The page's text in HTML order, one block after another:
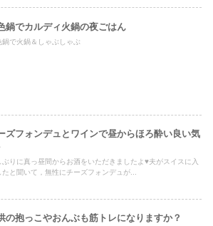
鍋でカルディ火鍋の夜ごはん
鍋で火鍋＆しゃぶしゃぶ
ズフォンデュとワインで昼からほろ酔い良い気
ぶりに真っ昼間からお酒をいただきましたよ♥夫がスイスに入
たと聞いて，無性にチーズフォンデュが...
の抱っこやおんぶも筋トレになりますか？